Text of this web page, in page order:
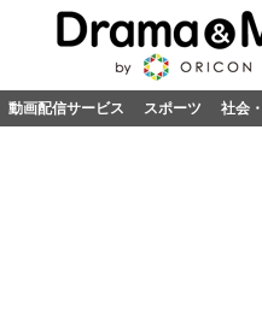
動画配信サービス スポーツ 社会